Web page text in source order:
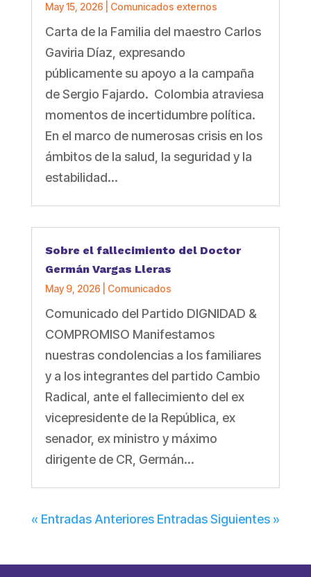
May 15, 2026 Comunicados externos
Carta de la Familia del maestro Carlos
Gaviria Díaz, expresando
públicamente su apoyo a la campaña
de Sergio Fajardo. Colombia atraviesa
momentos de incertidumbre política.
En el marco de numerosas crisis en los
ámbitos de la salud, la seguridad y la
estabilidad...
Sobre el fallecimiento del Doctor
Germán Vargas Lleras
May 9, 2026 Comunicados
Comunicado del Partido DIGNIDAD &
COMPROMISO Manifestamos
nuestras condolencias a los familiares
y a los integrantes del partido Cambio
Radical, ante el fallecimiento del ex
vicepresidente de la República, ex
senador, ex ministro y máximo
dirigente de CR, Germán...
« Entradas Anteriores Entradas Siguientes »